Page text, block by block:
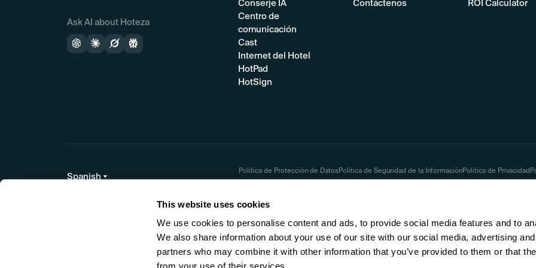
This website uses cookies
We use cookies to personalise content and ads, to provide social media features and to
We also share information about your use of our site with our social media, advertising
partners who may combine it with other information that you’ve provided to them or that
from your use of their services.
Ask AI about Hoteza
Conserje IA
Centro de
comunicación
Cast
Internet del Hotel
HotPad
HotSign
Contáctenos
ROI Calculator
Política de Protección de DatosPolítica de Seguridad de la InformaciónPolítica de Privacidad
Best Hospitality TV - Hotel
Tech Awards 2025
Best Hospitality TV - Hotel
Finalist Best Hotel